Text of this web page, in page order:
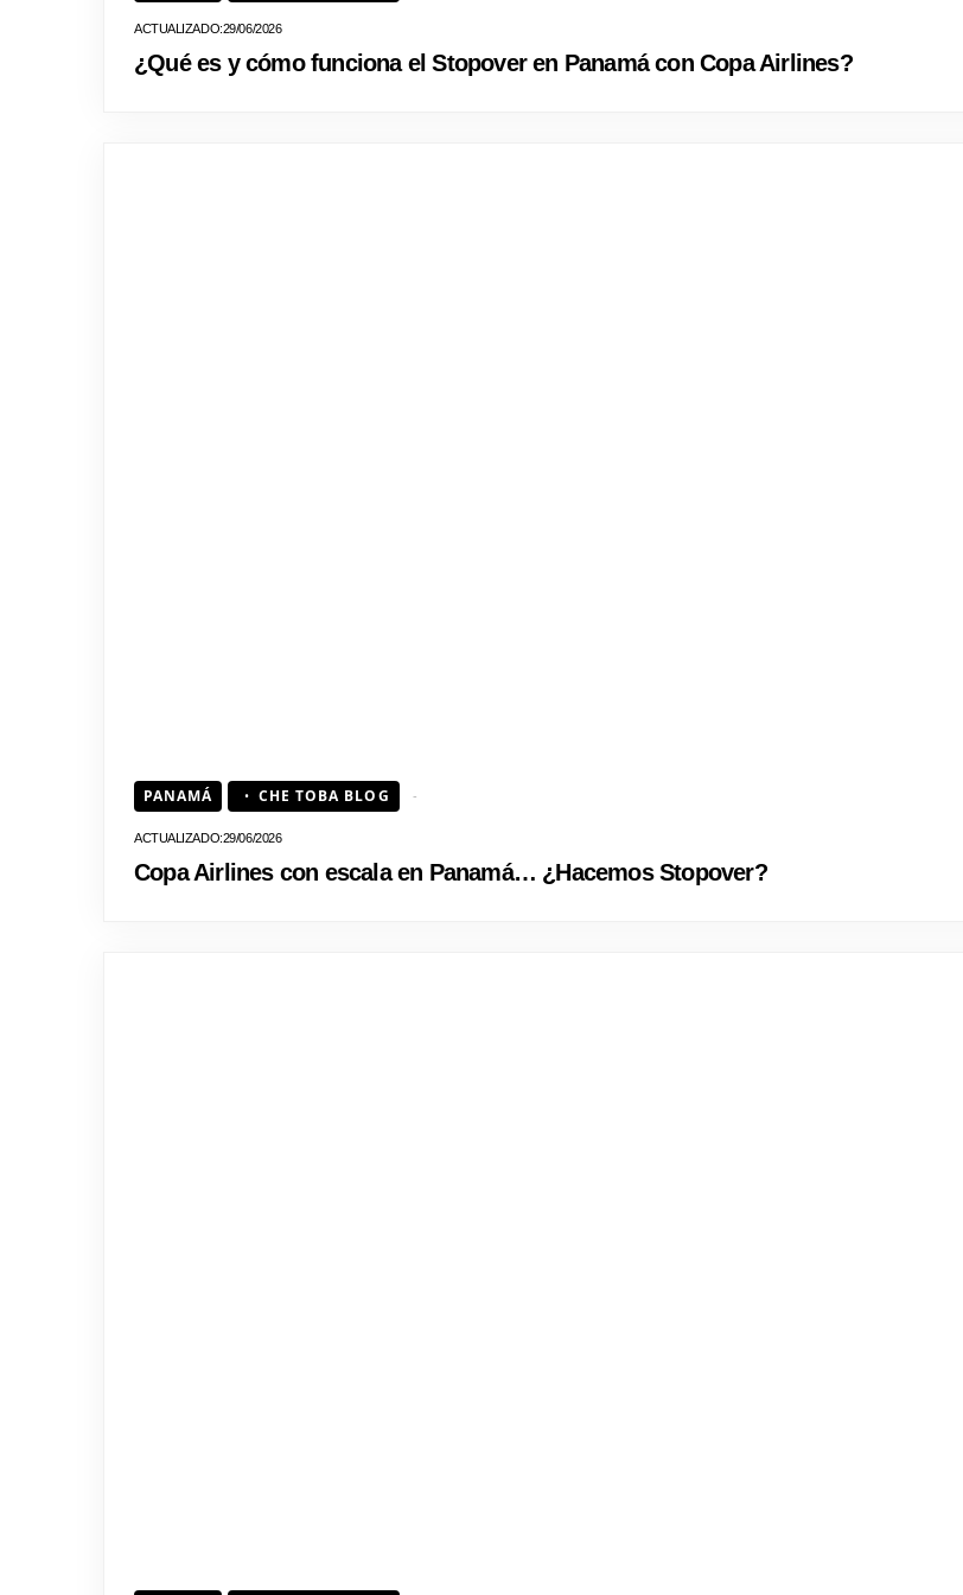
29/06/2026
¿Qué es y cómo funciona el Stopover en Panamá con Copa Airlines?
PANAMÁ CHE TOBA BLOG
29/06/2026
Copa Airlines con escala en Panamá… ¿Hacemos Stopover?